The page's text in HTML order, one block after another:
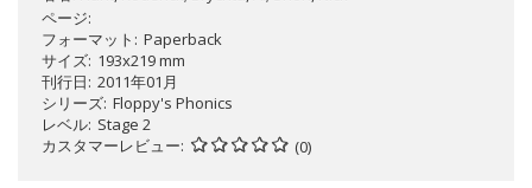
ページ
フォーマット
Paperback
サイズ 193x219 mm
刊行日 2011年01月
シリーズ Floppy's Phonics
レベル Stage 2
カスタマーレビュー
(0)